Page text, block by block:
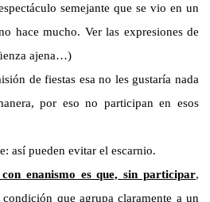
semejante que se vio en un
hace mucho. Ver las expresiones de
ajena…)
de fiestas esa no les gustaría nada
por eso no participan en esos
así pueden evitar el escarnio.
enanismo es que, sin participar,
que agrupa claramente a un